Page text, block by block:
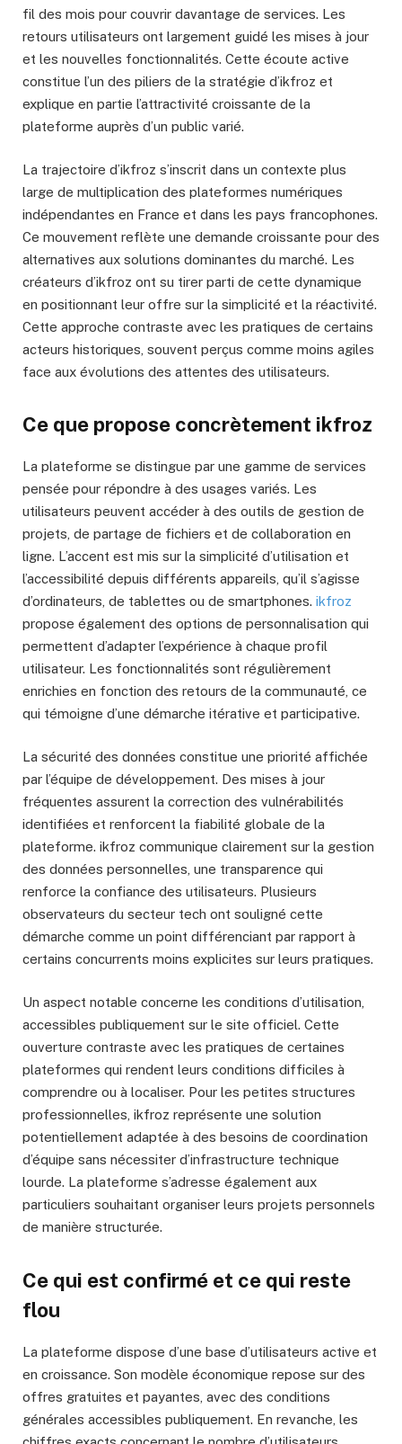
fil des mois pour couvrir davantage de services. Les
retours utilisateurs ont largement guidé les mises à jour
et les nouvelles fonctionnalités. Cette écoute active
constitue l’un des piliers de la stratégie d’ikfroz et
explique en partie l’attractivité croissante de la
plateforme auprès d’un public varié.
La trajectoire d’ikfroz s’inscrit dans un contexte plus
large de multiplication des plateformes numériques
indépendantes en France et dans les pays francophones.
Ce mouvement reflète une demande croissante pour des
alternatives aux solutions dominantes du marché. Les
créateurs d’ikfroz ont su tirer parti de cette dynamique
en positionnant leur offre sur la simplicité et la réactivité.
Cette approche contraste avec les pratiques de certains
acteurs historiques, souvent perçus comme moins agiles
face aux évolutions des attentes des utilisateurs.
Ce que propose concrètement ikfroz
La plateforme se distingue par une gamme de services
pensée pour répondre à des usages variés. Les
utilisateurs peuvent accéder à des outils de gestion de
projets, de partage de fichiers et de collaboration en
ligne. L’accent est mis sur la simplicité d’utilisation et
l’accessibilité depuis différents appareils, qu’il s’agisse
d’ordinateurs, de tablettes ou de smartphones. ikfroz
propose également des options de personnalisation qui
permettent d’adapter l’expérience à chaque profil
utilisateur. Les fonctionnalités sont régulièrement
enrichies en fonction des retours de la communauté, ce
qui témoigne d’une démarche itérative et participative.
La sécurité des données constitue une priorité affichée
par l’équipe de développement. Des mises à jour
fréquentes assurent la correction des vulnérabilités
identifiées et renforcent la fiabilité globale de la
plateforme. ikfroz communique clairement sur la gestion
des données personnelles, une transparence qui
renforce la confiance des utilisateurs. Plusieurs
observateurs du secteur tech ont souligné cette
démarche comme un point différenciant par rapport à
certains concurrents moins explicites sur leurs pratiques.
Un aspect notable concerne les conditions d’utilisation,
accessibles publiquement sur le site officiel. Cette
ouverture contraste avec les pratiques de certaines
plateformes qui rendent leurs conditions difficiles à
comprendre ou à localiser. Pour les petites structures
professionnelles, ikfroz représente une solution
potentiellement adaptée à des besoins de coordination
d’équipe sans nécessiter d’infrastructure technique
lourde. La plateforme s’adresse également aux
particuliers souhaitant organiser leurs projets personnels
de manière structurée.
Ce qui est confirmé et ce qui reste
flou
La plateforme dispose d’une base d’utilisateurs active et
en croissance. Son modèle économique repose sur des
offres gratuites et payantes, avec des conditions
générales accessibles publiquement. En revanche, les